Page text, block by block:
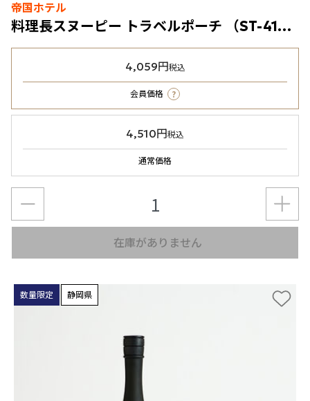
帝国ホテル
料理長スヌーピー トラベルポーチ （ST-41B）ブルーグレー
4,059円税込
会員価格 ?
4,510円税込
通常価格
在庫がありません
数量限定 静岡県